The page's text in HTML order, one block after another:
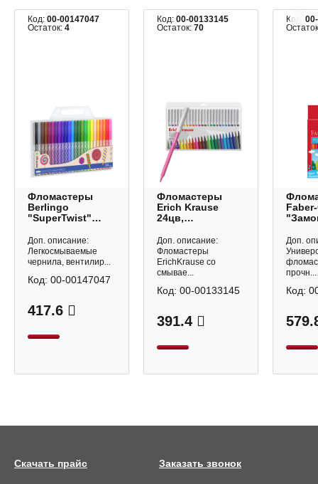
Код: 00-00147047
Остаток: 4
Фломастеры
Berlingo
"SuperTwist"
смываемые,
блистер
WP_03024
Доп. описание:
Легкосмываемые
чернила, вентилир...
417.6
Код: 00-00147047
Код: 00-00133145
Остаток: 70
Фломастеры
Erich Krause
24цв,
ПВХ-чехол 61826
Доп. описание:
Фломастеры
ErichKrause со
смывае...
391.4
Код: 00-00133145
Код:
Доп.
прочн...
Код:
Заказать звонок
Скачать прайс